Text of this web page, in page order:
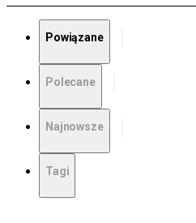
Powiązane
Polecane
Najnowsze
Tagi